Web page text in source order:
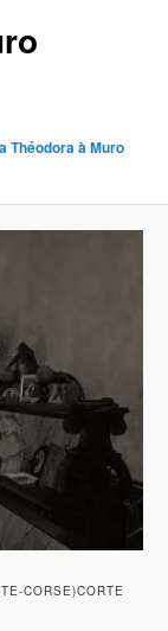
Théodora à Muro
CORSE)CORTE